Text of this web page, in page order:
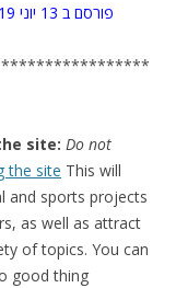
Published June 13, 2019 14:17 / פורסם ב 13 יוני 2019 14:17
site: Do not
the site This will
and sports projects
as well as attract
of topics. You can
good thing